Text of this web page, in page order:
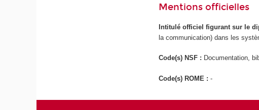
Mentions officielles
Intitulé officiel figurant sur le
la communication) dans les
Code(s) NSF : Documentation,
Code(s) ROME :-